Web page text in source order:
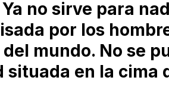
no sirve para
por los
mundo. No se
en la cima